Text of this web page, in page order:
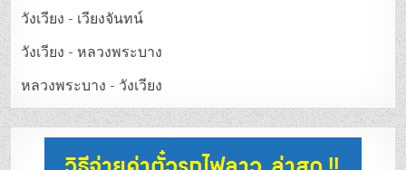
วังเวียง - เวียงจันทน์
วังเวียง - หลวงพระบาง
หลวงพระบาง - วังเวียง